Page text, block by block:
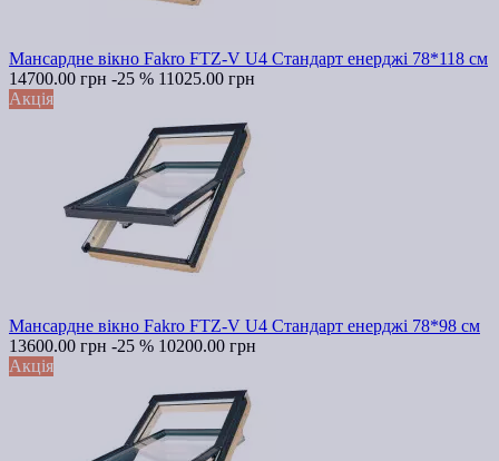
Мансардне вікно Fakro FTZ-V U4 Стандарт енерджі 78*118 см
14700.00 грн -25 % 11025.00 грн
Акція
Мансардне вікно Fakro FTZ-V U4 Стандарт енерджі 78*98 см
13600.00 грн -25 % 10200.00 грн
Акція